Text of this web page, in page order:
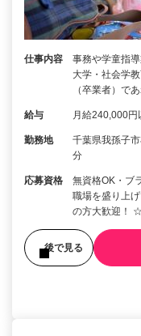
仕事内容
事務や学童指
大学・社会学
（卒業者）で
給与 月給240,000円
勤務地
千葉県我孫子
分
応募資格
無資格OK・ブ
職場を盛り上
の方大歓迎！
後で見る